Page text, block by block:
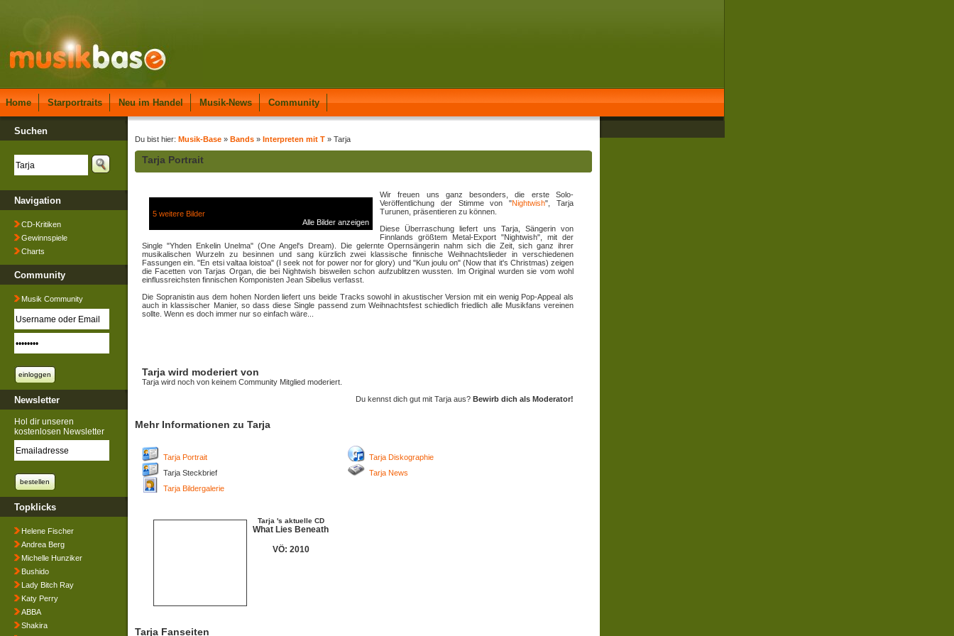
Home Starportraits Neu im Handel Musik-News Community
Suchen
Navigation
CD-Kritiken
Gewinnspiele
Charts
Community
Musik Community
Newsletter
Hol dir unseren
kostenlosen Newsletter
Topklicks
Helene Fischer
Andrea Berg
Michelle Hunziker
Bushido
Lady Bitch Ray
Katy Perry
ABBA
Shakira
Du bist hier: Musik-Base » Bands » Interpreten mit T » Tarja
Tarja Portrait
5 weitere Bilder
Alle Bilder anzeigen
Wir freuen uns ganz besonders, die erste Solo-
Veröffentlichung der Stimme von "Nightwish", Tarja
Turunen, präsentieren zu können.
Diese Überraschung liefert uns Tarja, Sängerin von
Finnlands größtem Metal-Export "Nightwish", mit der
Single "Yhden Enkelin Unelma" (One Angel's Dream). Die gelernte Opernsängerin nahm sich die Zeit, sich ganz ihrer
musikalischen Wurzeln zu besinnen und sang kürzlich zwei klassische finnische Weihnachtslieder in verschiedenen
Fassungen ein. "En etsi valtaa loistoa" (I seek not for power nor for glory) und "Kun joulu on" (Now that it's Christmas) zeigen
die Facetten von Tarjas Organ, die bei Nightwish bisweilen schon aufzublitzen wussten. Im Original wurden sie vom wohl
einflussreichsten finnischen Komponisten Jean Sibelius verfasst.
Die Sopranistin aus dem hohen Norden liefert uns beide Tracks sowohl in akustischer Version mit ein wenig Pop-Appeal als
auch in klassischer Manier, so dass diese Single passend zum Weihnachtsfest schiedlich friedlich alle Musikfans vereinen
sollte. Wenn es doch immer nur so einfach wäre...
Tarja wird moderiert von
Tarja wird noch von keinem Community Mitglied moderiert.
Du kennst dich gut mit Tarja aus? Bewirb dich als Moderator!
Mehr Informationen zu Tarja
Tarja Portrait
Tarja Diskographie
Tarja Steckbrief
Tarja News
Tarja Bildergalerie
Tarja 's aktuelle CD
What Lies Beneath
VÖ: 2010
Tarja Fanseiten